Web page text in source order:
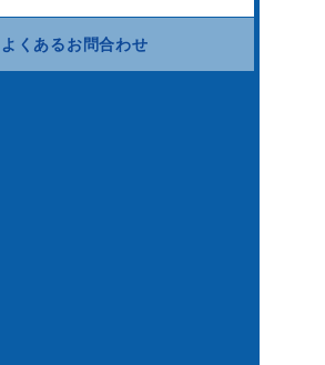
よくあるお問合わせ